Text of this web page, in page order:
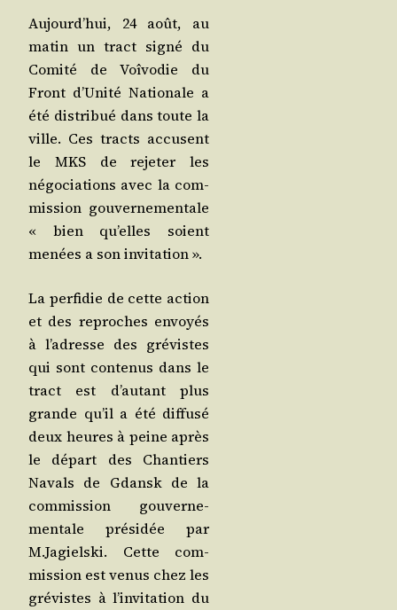
Aujourd’­hui, 24 août, au
matin un tract signé du
Comi­té de Voî­vo­die du
Front d’U­ni­té Natio­nale a
été dis­tri­bué dans toute la
ville. Ces tracts accusent
le MKS de reje­ter les
négo­cia­tions avec la com­
mis­sion gou­ver­ne­men­tale
« bien qu’elles soient
menées a son invitation ».
La per­fi­die de cette action
et des reproches envoyés
à l’a­dresse des gré­vistes
qui sont conte­nus dans le
tract est d’au­tant plus
grande qu’il a été dif­fu­sé
deux heures à peine après
le départ des Chan­tiers
Navals de Gdansk de la
com­mis­sion gou­ver­ne­
men­tale pré­si­dée par
M.Jagielski. Cette com­
mis­sion est venus chez les
gré­vistes à l’in­vi­ta­tion du